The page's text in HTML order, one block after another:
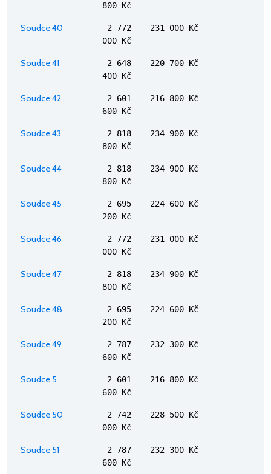
800 Kč
Soudce 40
2 772
000 Kč
231 000 Kč
Soudce 41
2 648
400 Kč
220 700 Kč
Soudce 42
2 601
600 Kč
216 800 Kč
Soudce 43
2 818
800 Kč
234 900 Kč
Soudce 44
2 818
800 Kč
234 900 Kč
Soudce 45
2 695
200 Kč
224 600 Kč
Soudce 46
2 772
000 Kč
231 000 Kč
Soudce 47
2 818
800 Kč
234 900 Kč
Soudce 48
2 695
200 Kč
224 600 Kč
Soudce 49
2 787
600 Kč
232 300 Kč
Soudce 5
2 601
600 Kč
216 800 Kč
Soudce 50
2 742
000 Kč
228 500 Kč
Soudce 51
2 787
600 Kč
232 300 Kč